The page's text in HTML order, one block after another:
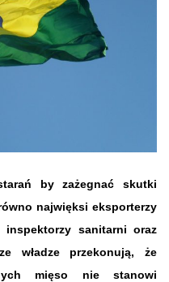
by zażegnać skutki
najwięksi eksporterzy
sanitarni oraz
władze przekonują, że
mięso nie stanowi